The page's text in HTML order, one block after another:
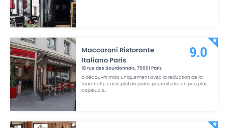
Maccaroni Ristorante
Italiano Paris
18 rue des Bourdonnais,75001Paris
à découvrir mais uniquement avec la reduction de la
fourchette car le plat de pates pourrait etre un peu plus
copieux, s...
9.0